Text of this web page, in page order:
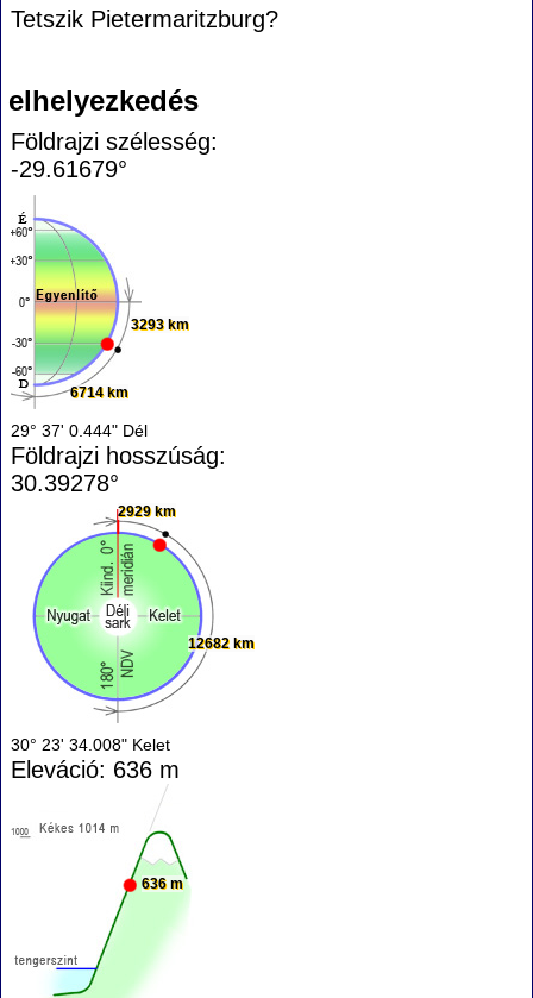
Tetszik Pietermaritzburg?
elhelyezkedés
Földrajzi szélesség:
-29.61679°
6714 km
3293 km
29° 37' 0.444" Dél
Földrajzi hosszúság:
30.39278°
2929 km
12682 km
30° 23' 34.008" Kelet
Eleváció: 636 m
636 m